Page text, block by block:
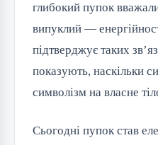
глибокий пупок
випуклий —
підтверджує таких
показують, наскільки
символізм на власне
Сьогодні пупок став